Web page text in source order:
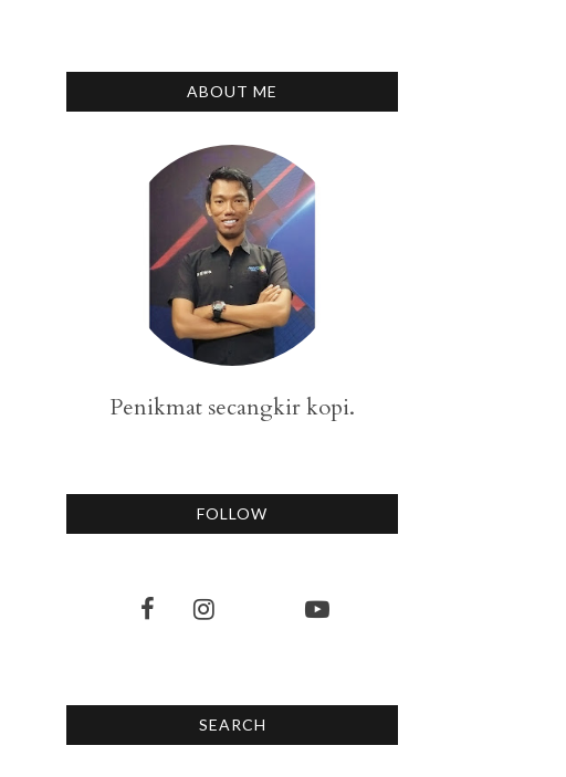
ABOUT ME
Penikmat secangkir kopi.
FOLLOW
SEARCH